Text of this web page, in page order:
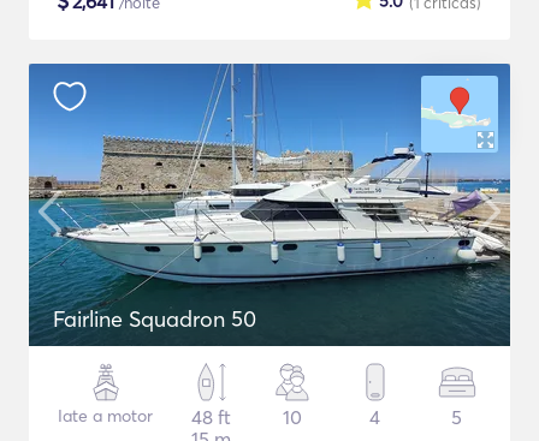
Fairline Squadron 50
Iate a motor
48 ft
10 4 5